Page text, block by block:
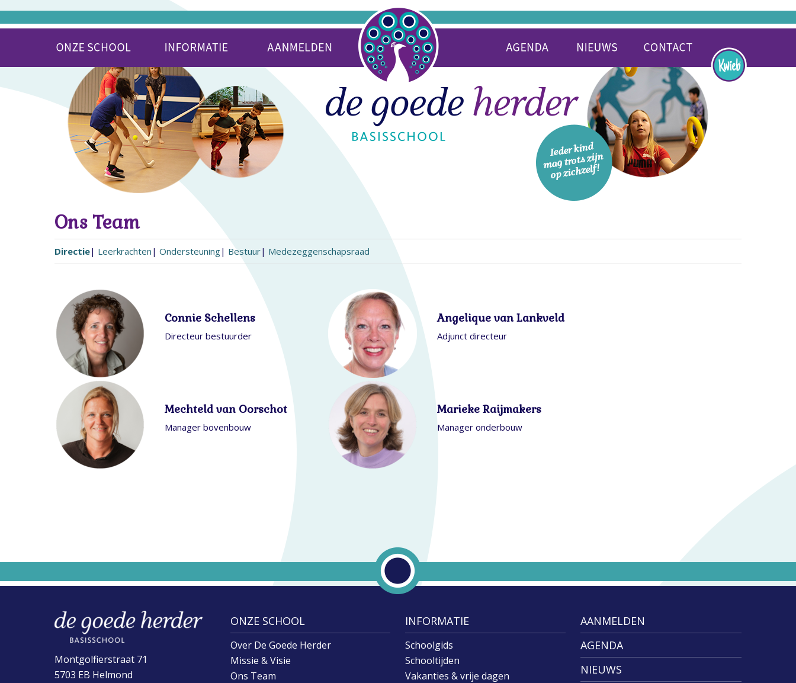
Ons Team
Directie| Leerkrachten | Ondersteuning| Bestuur| Medezeggenschapsraad
Connie Schellens
Directeur bestuurder
Angelique van Lankveld
Adjunct directeur
Mechteld van Oorschot
Manager bovenbouw
Marieke Raijmakers
Manager onderbouw
Montgolfierstraat 71
5703 EB Helmond
ONZE SCHOOL
Over De Goede Herder
Missie & Visie
Ons Team
INFORMATIE
Schoolgids
Schooltijden
Vakanties & vrije dagen
AANMELDEN
AGENDA
NIEUWS